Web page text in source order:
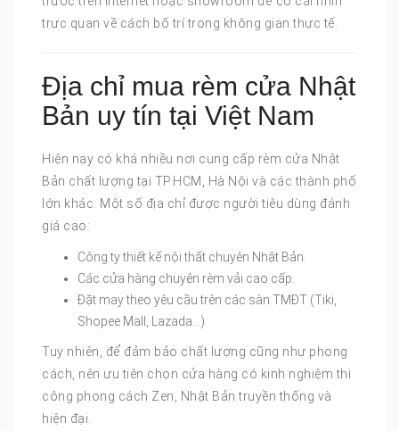
trực quan về cách bố trí trong không gian thực tế.
Địa chỉ mua rèm cửa Nhật
Bản uy tín tại Việt Nam
Hiện nay có khá nhiều nơi cung cấp rèm cửa Nhật
Bản chất lượng tại TP.HCM, Hà Nội và các thành phố
lớn khác. Một số địa chỉ được người tiêu dùng đánh
giá cao:
Công ty thiết kế nội thất chuyên Nhật Bản.
Các cửa hàng chuyên rèm vải cao cấp.
Đặt may theo yêu cầu trên các sàn TMĐT (Tiki,
Shopee Mall, Lazada…).
Tuy nhiên, để đảm bảo chất lượng cũng như phong
cách, nên ưu tiên chọn cửa hàng có kinh nghiệm thi
công phong cách Zen, Nhật Bản truyền thống và
hiện đại.